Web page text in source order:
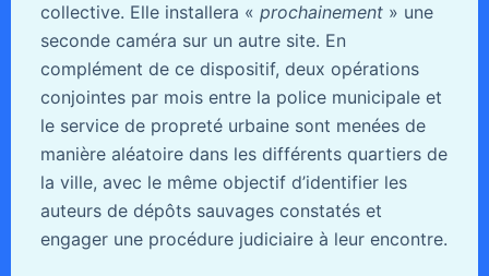
collective. Elle installera « prochainement» une
seconde caméra sur un autre site. En
complément de ce dispositif, deux opérations
conjointes par mois entre la police municipale et
le service de propreté urbaine sont menées de
manière aléatoire dans les différents quartiers de
la ville, avec le même objectif d’identifier les
auteurs de dépôts sauvages constatés et
engager une procédure judiciaire à leur encontre.